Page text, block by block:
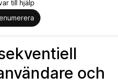
till hjälp
och